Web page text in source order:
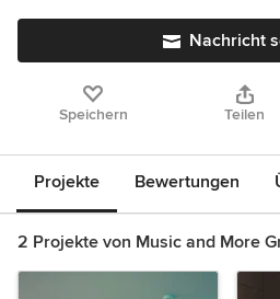
Nachricht
Speichern Teilen
Projekte Bewertungen
2 Projekte von Music and More